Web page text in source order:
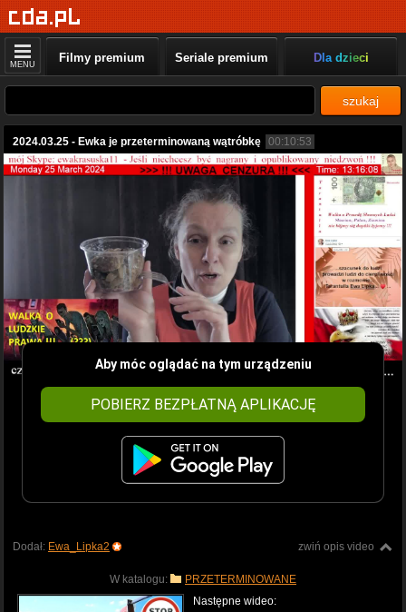
MENU Filmy premium Seriale premium Dla dzieci
szukaj
2024.03.25 - Ewka je przeterminowaną wątróbkę 00:10:53
Aby móc oglądać na tym urządzeniu
POBIERZ BEZPŁATNĄ APLIKACJĘ
zwiń opis video
Dodał: Ewa_Lipka2
W katalogu: PRZETERMINOWANE
Następne wideo: